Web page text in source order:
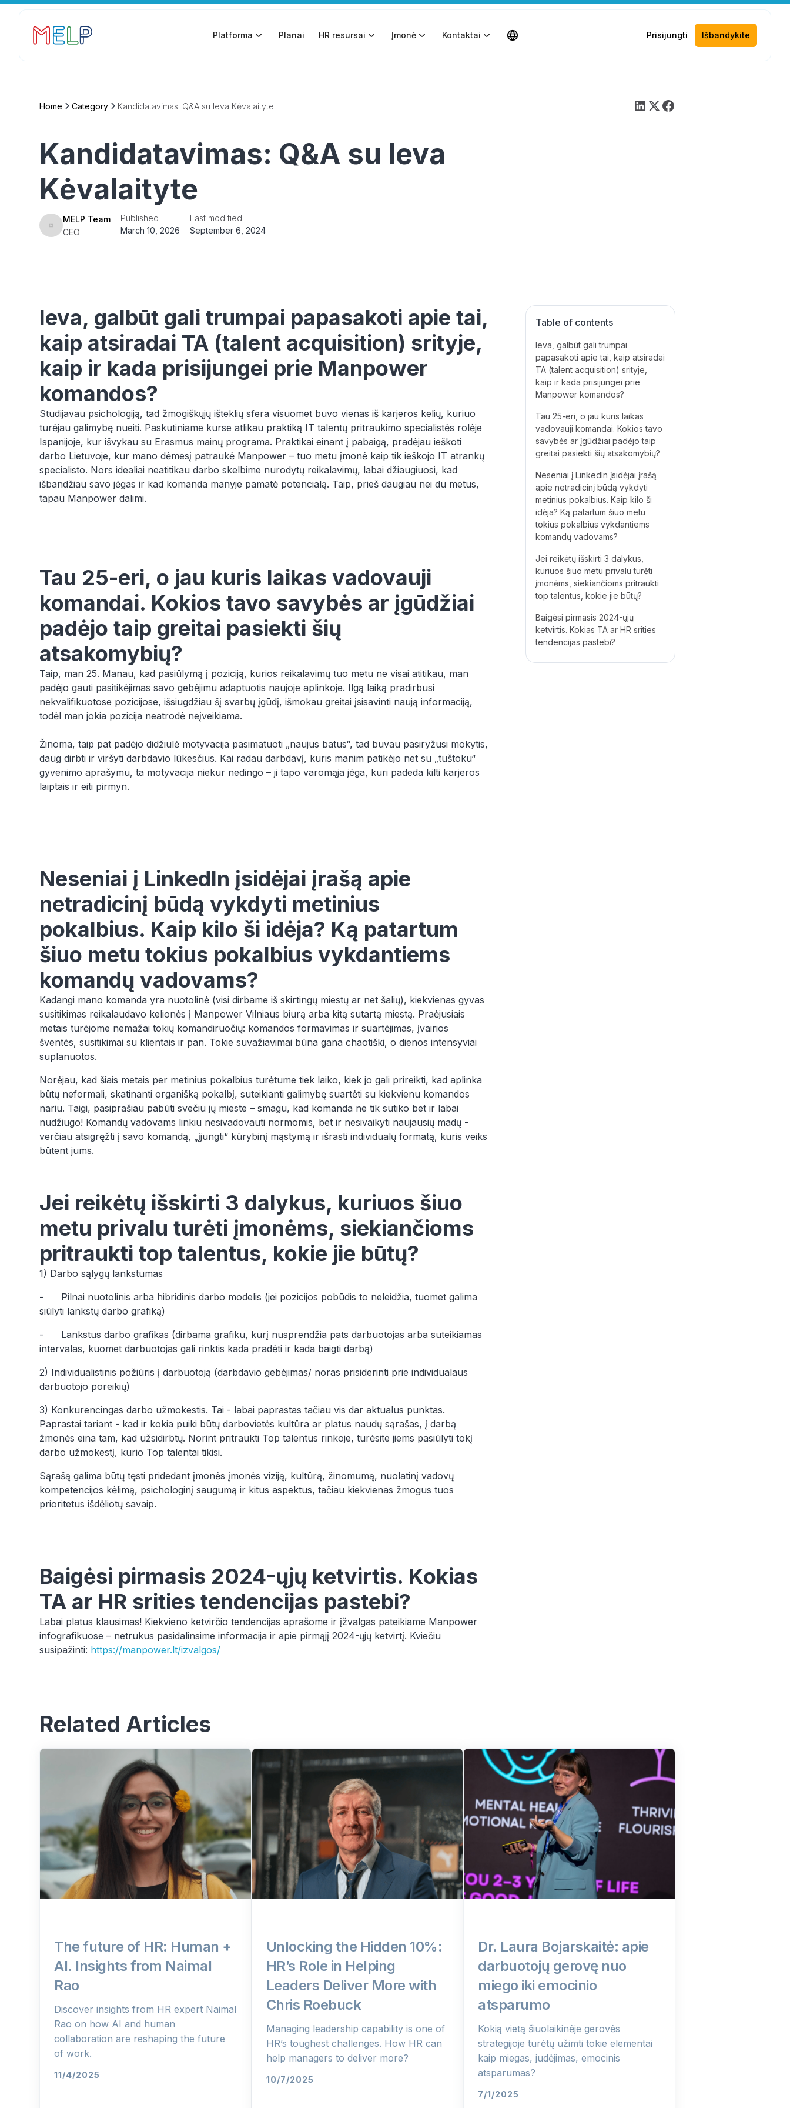
Platforma Planai HR resursai Įmonė Kontaktai Prisijungti Išbandykite
Home Category Kandidatavimas: Q&A su Ieva Kėvalaityte
Kandidatavimas: Q&A su Ieva
Kėvalaityte
MELP Team
CEO
Published
March 10, 2026
Last modified
September 6, 2024
Ieva, galbūt gali trumpai papasakoti apie tai,
kaip atsiradai TA (talent acquisition) srityje,
kaip ir kada prisijungei prie Manpower
komandos?
Studijavau psichologiją, tad žmogiškųjų išteklių sfera visuomet buvo vienas iš karjeros kelių, kuriuo
turėjau galimybę nueiti. Paskutiniame kurse atlikau praktiką IT talentų pritraukimo specialistės rolėje
Ispanijoje, kur išvykau su Erasmus mainų programa. Praktikai einant į pabaigą, pradėjau ieškoti
darbo Lietuvoje, kur mano dėmesį patraukė Manpower – tuo metu įmonė kaip tik ieškojo IT atrankų
specialisto. Nors idealiai neatitikau darbo skelbime nurodytų reikalavimų, labai džiaugiuosi, kad
išbandžiau savo jėgas ir kad komanda manyje pamatė potencialą. Taip, prieš daugiau nei du metus,
tapau Manpower dalimi.
Tau 25-eri, o jau kuris laikas vadovauji
komandai. Kokios tavo savybės ar įgūdžiai
padėjo taip greitai pasiekti šių
atsakomybių?
Taip, man 25. Manau, kad pasiūlymą į poziciją, kurios reikalavimų tuo metu ne visai atitikau, man
padėjo gauti pasitikėjimas savo gebėjimu adaptuotis naujoje aplinkoje. Ilgą laiką pradirbusi
nekvalifikuotose pozicijose, išsiugdžiau šį svarbų įgūdį, išmokau greitai įsisavinti naują informaciją,
todėl man jokia pozicija neatrodė neįveikiama.
Žinoma, taip pat padėjo didžiulė motyvacija pasimatuoti „naujus batus“, tad buvau pasiryžusi mokytis,
daug dirbti ir viršyti darbdavio lūkesčius. Kai radau darbdavį, kuris manim patikėjo net su „tuštoku“
gyvenimo aprašymu, ta motyvacija niekur nedingo – ji tapo varomąja jėga, kuri padeda kilti karjeros
laiptais ir eiti pirmyn.
Neseniai į LinkedIn įsidėjai įrašą apie
netradicinį būdą vykdyti metinius
pokalbius. Kaip kilo ši idėja? Ką patartum
šiuo metu tokius pokalbius vykdantiems
komandų vadovams?
Kadangi mano komanda yra nuotolinė (visi dirbame iš skirtingų miestų ar net šalių), kiekvienas gyvas
susitikimas reikalaudavo kelionės į Manpower Vilniaus biurą arba kitą sutartą miestą. Praėjusiais
metais turėjome nemažai tokių komandiruočių: komandos formavimas ir suartėjimas, įvairios
šventės, susitikimai su klientais ir pan. Tokie suvažiavimai būna gana chaotiški, o dienos intensyviai
suplanuotos.
Norėjau, kad šiais metais per metinius pokalbius turėtume tiek laiko, kiek jo gali prireikti, kad aplinka
būtų neformali, skatinanti organišką pokalbį, suteikianti galimybę suartėti su kiekvienu komandos
nariu. Taigi, pasiprašiau pabūti svečiu jų mieste – smagu, kad komanda ne tik sutiko bet ir labai
nudžiugo! Komandų vadovams linkiu nesivadovauti normomis, bet ir nesivaikyti naujausių madų -
verčiau atsigręžti į savo komandą, „įjungti“ kūrybinį mąstymą ir išrasti individualų formatą, kuris veiks
būtent jums.
Jei reikėtų išskirti 3 dalykus, kuriuos šiuo
metu privalu turėti įmonėms, siekiančioms
pritraukti top talentus, kokie jie būtų?
1) Darbo sąlygų lankstumas
- Pilnai nuotolinis arba hibridinis darbo modelis (jei pozicijos pobūdis to neleidžia, tuomet galima
siūlyti lankstų darbo grafiką)
- Lankstus darbo grafikas (dirbama grafiku, kurį nusprendžia pats darbuotojas arba suteikiamas
intervalas, kuomet darbuotojas gali rinktis kada pradėti ir kada baigti darbą)
2) Individualistinis požiūris į darbuotoją (darbdavio gebėjimas/ noras prisiderinti prie individualaus
darbuotojo poreikių)
3) Konkurencingas darbo užmokestis. Tai - labai paprastas tačiau vis dar aktualus punktas.
Paprastai tariant - kad ir kokia puiki būtų darbovietės kultūra ar platus naudų sąrašas, į darbą
žmonės eina tam, kad užsidirbtų. Norint pritraukti Top talentus rinkoje, turėsite jiems pasiūlyti tokį
darbo užmokestį, kurio Top talentai tikisi.
Sąrašą galima būtų tęsti pridedant įmonės įmonės viziją, kultūrą, žinomumą, nuolatinį vadovų
kompetencijos kėlimą, psichologinį saugumą ir kitus aspektus, tačiau kiekvienas žmogus tuos
prioritetus išdėliotų savaip.
Baigėsi pirmasis 2024-ųjų ketvirtis. Kokias
TA ar HR srities tendencijas pastebi?
Labai platus klausimas! Kiekvieno ketvirčio tendencijas aprašome ir įžvalgas pateikiame Manpower
infografikuose – netrukus pasidalinsime informacija ir apie pirmąjį 2024-ųjų ketvirtį. Kviečiu
susipažinti: https://manpower.lt/izvalgos/
Table of contents
Ieva, galbūt gali trumpai
papasakoti apie tai, kaip atsiradai
TA (talent acquisition) srityje,
kaip ir kada prisijungei prie
Manpower komandos?‍
‍Tau 25-eri, o jau kuris laikas
vadovauji komandai. Kokios tavo
savybės ar įgūdžiai padėjo taip
greitai pasiekti šių atsakomybių? ‍
Neseniai į LinkedIn įsidėjai įrašą
apie netradicinį būdą vykdyti
metinius pokalbius. Kaip kilo ši
idėja? Ką patartum šiuo metu
tokius pokalbius vykdantiems
komandų vadovams?
Jei reikėtų išskirti 3 dalykus,
kuriuos šiuo metu privalu turėti
įmonėms, siekiančioms pritraukti
top talentus, kokie jie būtų?
Baigėsi pirmasis 2024-ųjų
ketvirtis. Kokias TA ar HR srities
tendencijas pastebi?
Related Articles
The future of HR: Human +
AI. Insights from Naimal
Rao
Discover insights from HR expert Naimal
Rao on how AI and human
collaboration are reshaping the future
of work.
11/4/2025
Unlocking the Hidden 10%:
HR’s Role in Helping
Leaders Deliver More with
Chris Roebuck
Managing leadership capability is one of
HR’s toughest challenges. How HR can
help managers to deliver more?
10/7/2025
Dr. Laura Bojarskaitė: apie
darbuotojų gerovę nuo
miego iki emocinio
atsparumo
Kokią vietą šiuolaikinėje gerovės
strategijoje turėtų užimti tokie elementai
kaip miegas, judėjimas, emocinis
atsparumas?
7/1/2025